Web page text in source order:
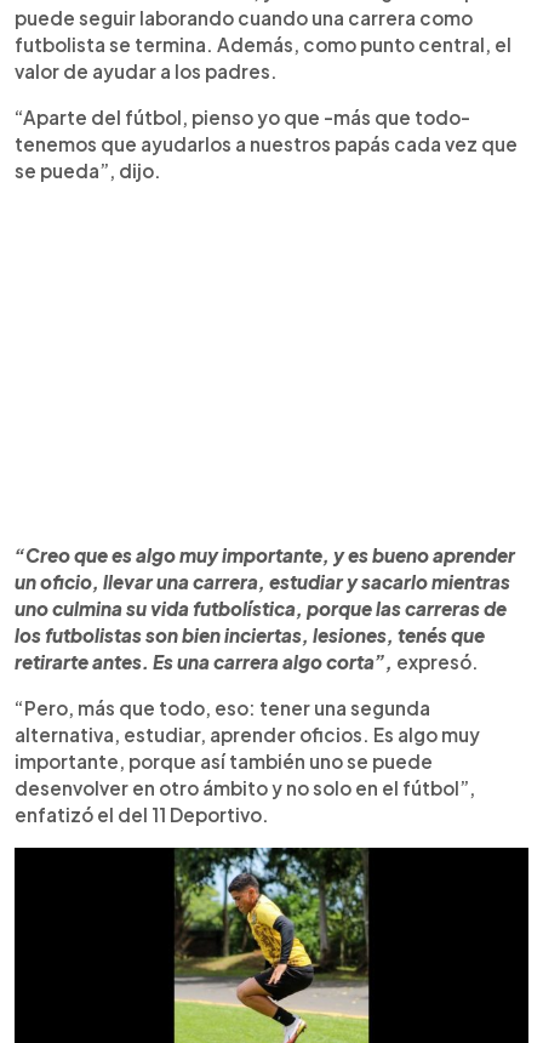
puede seguir laborando cuando una carrera como
futbolista se termina. Además, como punto central, el
valor de ayudar a los padres.
“Aparte del fútbol, pienso yo que -más que todo-
tenemos que ayudarlos a nuestros papás cada vez que
se pueda”, dijo.
“Creo que es algo muy importante, y es bueno aprender
un oficio, llevar una carrera, estudiar y sacarlo mientras
uno culmina su vida futbolística, porque las carreras de
los futbolistas son bien inciertas, lesiones, tenés que
retirarte antes. Es una carrera algo corta”, expresó.
“Pero, más que todo, eso: tener una segunda
alternativa, estudiar, aprender oficios. Es algo muy
importante, porque así también uno se puede
desenvolver en otro ámbito y no solo en el fútbol”,
enfatizó el del 11 Deportivo.